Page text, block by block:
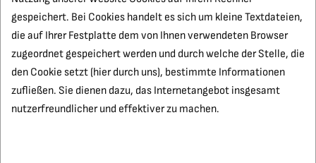
gespeichert. Bei Cookies handelt es sich um kleine Textdateien,
die auf Ihrer Festplatte dem von Ihnen verwendeten Browser
zugeordnet gespeichert werden und durch welche der Stelle, die
den Cookie setzt (hier durch uns), bestimmte Informationen
zufließen. Sie dienen dazu, das Internetangebot insgesamt
nutzerfreundlicher und effektiver zu machen.